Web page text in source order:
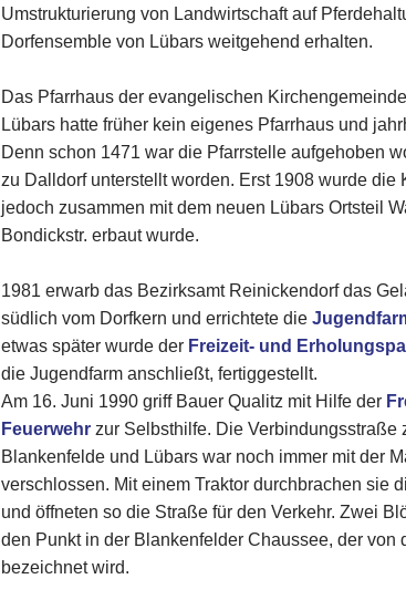
Umstrukturierung von Landwirtschaft auf
Dorfensemble von Lübars weitgehend erhalten.
Das Pfarrhaus der evangelischen
Lübars hatte früher kein eigenes Pfarrhaus und
Denn schon 1471 war die Pfarrstelle aufgehoben
zu Dalldorf unterstellt worden. Erst 1908 wurde
jedoch zusammen mit dem neuen Lübars Ortsteil
Bondickstr. erbaut wurde.
1981 erwarb das Bezirksamt Reinickendorf das
südlich vom Dorfkern und errichtete die
etwas später wurde der Freizeit- und
die Jugendfarm anschließt, fertiggestellt.
Am 16. Juni 1990 griff Bauer Qualitz mit Hilfe der
Feuerwehrzur Selbsthilfe. Die Verbindungsstraße
Blankenfelde und Lübars war noch immer mit der
verschlossen. Mit einem Traktor durchbrachen sie
und öffneten so die Straße für den Verkehr. Zwei
den Punkt in der Blankenfelder Chaussee, der
bezeichnet wird.